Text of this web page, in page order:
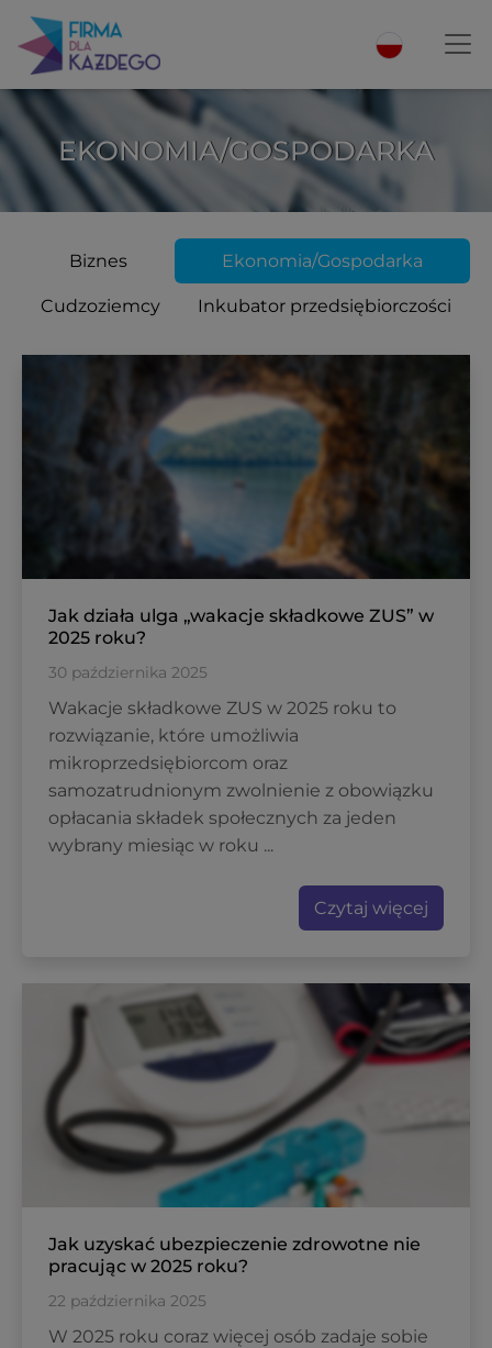
EKONOMIA/GOSPODARKA
Biznes Ekonomia/Gospodarka
Cudzoziemcy Inkubator przedsiębiorczości
Jak działa ulga „wakacje składkowe ZUS” w
2025 roku?
30 października 2025
Wakacje składkowe ZUS w 2025 roku to
rozwiązanie, które umożliwia
mikroprzedsiębiorcom oraz
samozatrudnionym zwolnienie z obowiązku
opłacania składek społecznych za jeden
wybrany miesiąc w roku ...
Czytaj więcej
Jak uzyskać ubezpieczenie zdrowotne nie
pracując w 2025 roku?
22 października 2025
W 2025 roku coraz więcej osób zadaje sobie